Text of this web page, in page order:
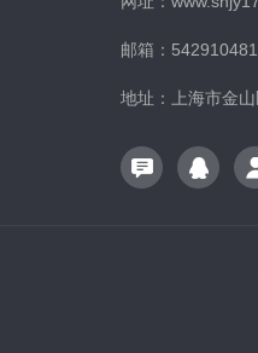
邮箱：
地址：上海市金